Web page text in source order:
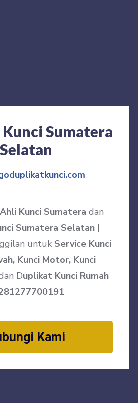
Sumatera
Selatan
Ahli Kunci Sumatera dan
Sumatera Selatan|
untuk Service Kunci
Kunci Motor, Kunci
Duplikat Kunci Rumah
Kami